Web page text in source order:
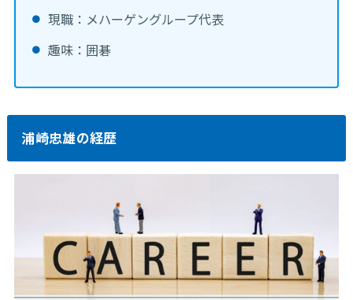
現職：メハーゲングループ代表
趣味：囲碁
浦崎忠雄の経歴